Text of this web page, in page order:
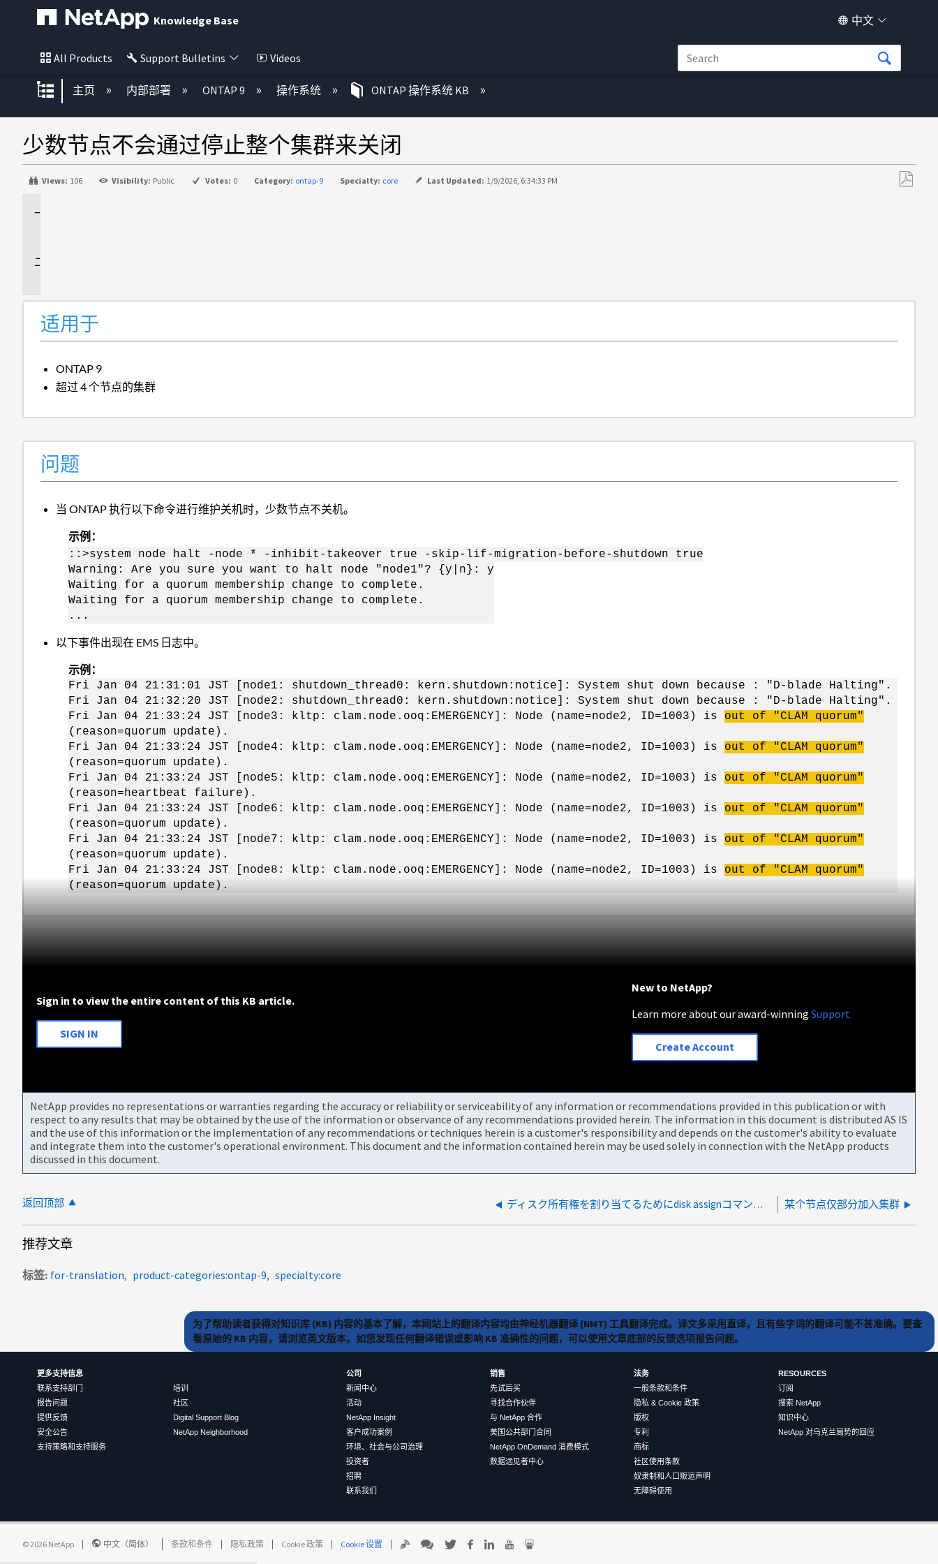
Knowledge Base 中文
All Products Support Bulletins Videos
扩展/隐缩全局层次
主页 内部部署 ONTAP 9 操作系统 ONTAP 操作系统 KB
少数节点不会通过停止整个集群来关闭
Views: 106 Visibility: Public Votes: 0 Category: ontap-9 Specialty: core Last Updated: 1/9/2026, 6:34:33 PM
适用于
ONTAP 9
超过 4 个节点的集群
问题
当 ONTAP 执行以下命令进行维护关机时，少数节点不关机。
示例：
::>system node halt -node * -inhibit-takeover true -skip-lif-migration-before-shutdown true
Warning: Are you sure you want to halt node "node1"? {y|n}: y
Waiting for a quorum membership change to complete.
Waiting for a quorum membership change to complete.
...
以下事件出现在 EMS 日志中。
示例：
Fri Jan 04 21:31:01 JST [node1: shutdown_thread0: kern.shutdown:notice]: System shut down because : "D-blade Halting".
Fri Jan 04 21:32:20 JST [node2: shutdown_thread0: kern.shutdown:notice]: System shut down because : "D-blade Halting".
Fri Jan 04 21:33:24 JST [node3: kltp: clam.node.ooq:EMERGENCY]: Node (name=node2, ID=1003) is out of "CLAM quorum"
(reason=quorum update).
Fri Jan 04 21:33:24 JST [node4: kltp: clam.node.ooq:EMERGENCY]: Node (name=node2, ID=1003) is out of "CLAM quorum"
(reason=quorum update).
Fri Jan 04 21:33:24 JST [node5: kltp: clam.node.ooq:EMERGENCY]: Node (name=node2, ID=1003) is out of "CLAM quorum"
(reason=heartbeat failure).
Fri Jan 04 21:33:24 JST [node6: kltp: clam.node.ooq:EMERGENCY]: Node (name=node2, ID=1003) is out of "CLAM quorum"
(reason=quorum update).
Fri Jan 04 21:33:24 JST [node7: kltp: clam.node.ooq:EMERGENCY]: Node (name=node2, ID=1003) is out of "CLAM quorum"
(reason=quorum update).
Fri Jan 04 21:33:24 JST [node8: kltp: clam.node.ooq:EMERGENCY]: Node (name=node2, ID=1003) is out of "CLAM quorum"
(reason=quorum update).
Sign in to view the entire content of this KB article.
SIGN IN
New to NetApp?
Learn more about our award-winningSupport
Create Account
NetApp provides no representations or warranties regarding the accuracy or reliability or serviceability of any information or recommendations provided in this publication or with
respect to any results that may be obtained by the use of the information or observance of any recommendations provided herein. The information in this document is distributed AS IS
and the use of this information or the implementation of any recommendations or techniques herein is a customer's responsibility and depends on the customer's ability to evaluate
and integrate them into the customer's operational environment. This document and the information contained herein may be used solely in connection with the NetApp products
discussed in this document.
返回顶部 ディスク所有権を割り当てるためにdisk assignコマンドを実行すると、ディスクでリザベーションの問題が報告されます 某个节点仅部分加入集群
推荐文章
标签 for-translation product-categories:ontap-9 specialty:core
为了帮助读者获得对知识库 (KB) 内容的基本了解，本网站上的翻译内容均由神经机器翻译 (NMT) 工具翻译完成。译文多采用直译，且有些字词的翻译可能不甚准确。要查
看原始的 KB 内容，请浏览英文版本。如您发现任何翻译错误或影响 KB 准确性的问题，可以使用文章底部的反馈选项报告问题。
更多支持信息
联系支持部门
报告问题
提供反馈
安全公告
支持策略和支持服务
培训
社区
Digital Support Blog
NetApp Neighborhood
公司
新闻中心
活动
NetApp Insight
客户成功案例
环境、社会与公司治理
投资者
招聘
联系我们
销售
先试后买
寻找合作伙伴
与 NetApp 合作
美国公共部门合同
NetApp OnDemand 消费模式
数据远见者中心
法务
一般条款和条件
隐私 & Cookie 政策
版权
专利
商标
社区使用条款
奴隶制和人口贩运声明
无障碍使用
RESOURCES
订阅
搜索 NetApp
知识中心
NetApp 对乌克兰局势的回应
©2026 NetApp 中文（简体） 条款和条件 隐私政策 Cookie 政策 Cookie 设置